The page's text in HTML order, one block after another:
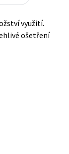
využití.
ošetření